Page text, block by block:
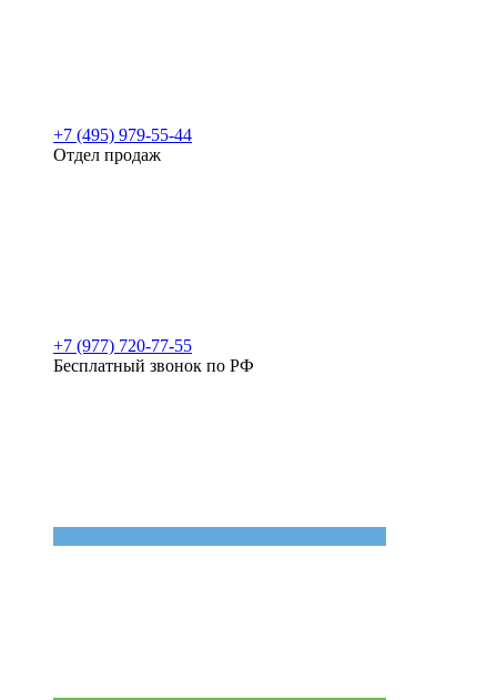
+7 (495) 979-55-44
Отдел продаж
+7 (977) 720-77-55
Бесплатный звонок по РФ